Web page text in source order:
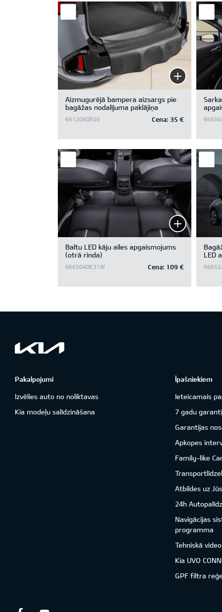
Aizmugurējā bampera aizsargs pie
bagāžas nodalījuma paklājiņa
66120ADE00 Cena: 35 €
Baltu LED kāju ailes apgaismojums
(otrā rinda)
66650ADE31W Cena: 109 €
LED
Pakalpojumi
Izvēlies auto no noliktavas
Kia modeļu salīdzināšana
Īpašniekiem
Ieteicamais
7 gadu
Garantijas
Apkopes
Family-like
Atbildes uz
24h
Navigācijas
programma
Tehniskā
Kia UVO
GPF filtra